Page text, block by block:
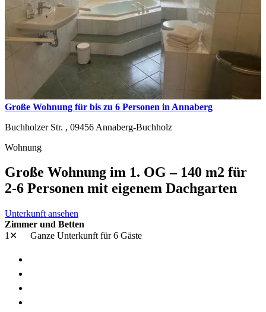
Große Wohnung für bis zu 6 Personen in Annaberg
Buchholzer Str. , 09456 Annaberg-Buchholz
Wohnung
Große Wohnung im 1. OG – 140 m2 für
2-6 Personen mit eigenem Dachgarten
Unterkunft ansehen
Zimmer und Betten
1✕
Ganze Unterkunft für 6 Gäste